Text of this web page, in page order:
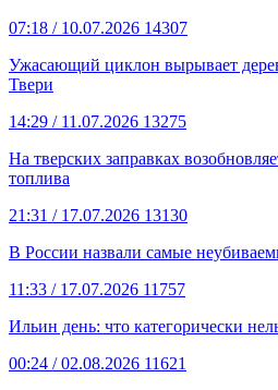
07:18 / 10.07.2026 14307
Ужасающий циклон вырывает
Твери
14:29 / 11.07.2026 13275
На тверских заправках
топлива
21:31 / 17.07.2026 13130
В России назвали самые
11:33 / 17.07.2026 11757
Ильин день: что категорически
00:24 / 02.08.2026 11621